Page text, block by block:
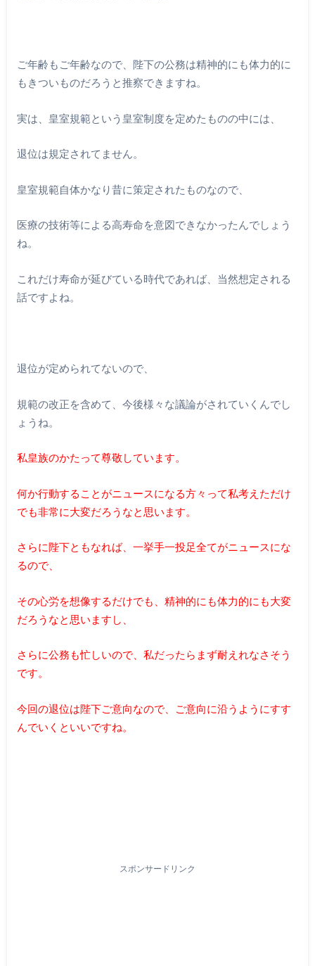
ご年齢もご年齢なので、陛下の公務は精神的にも体力的に
もきついものだろうと推察できますね。
実は、皇室規範という皇室制度を定めたものの中には、
退位は規定されてません。
皇室規範自体かなり昔に策定されたものなので、
医療の技術等による高寿命を意図できなかったんでしょう
ね。
これだけ寿命が延びている時代であれば、当然想定される
話ですよね。
退位が定められてないので、
規範の改正を含めて、今後様々な議論がされていくんでし
ょうね。
私皇族のかたって尊敬しています。
何か行動することがニュースになる方々って私考えただけ
でも非常に大変だろうなと思います。
さらに陛下ともなれば、一挙手一投足全てがニュースにな
るので、
その心労を想像するだけでも、精神的にも体力的にも大変
だろうなと思いますし、
さらに公務も忙しいので、私だったらまず耐えれなさそう
です。
今回の退位は陛下ご意向なので、ご意向に沿うようにすす
んでいくといいですね。
スポンサードリンク